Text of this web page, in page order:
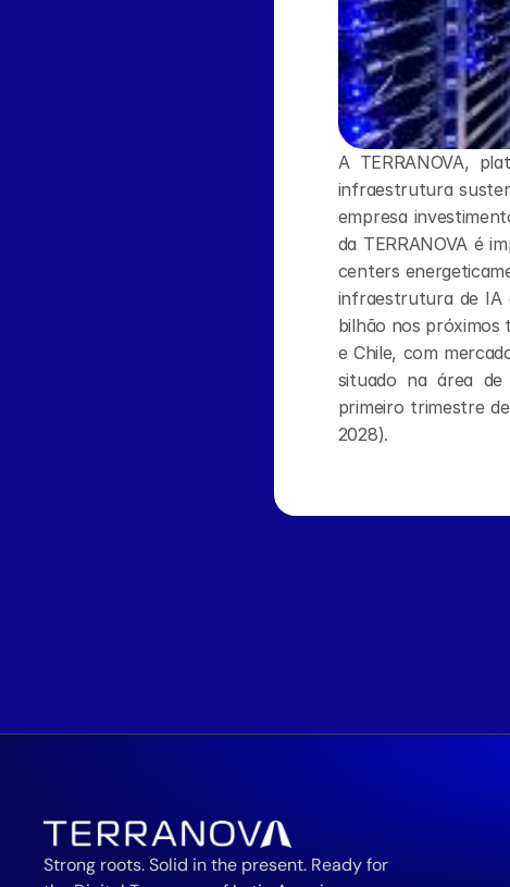
A TERRANOVA,
infraestrutura
empresa
da TERRANOVA é
centers
infraestrutura de IA
bilhão nos próximos
e Chile, com
situado na área
primeiro trimestre
2028).
‹ Actis lança TERRANOVA, nova plataforma de data
Strong roots. Solid in the present. Ready for